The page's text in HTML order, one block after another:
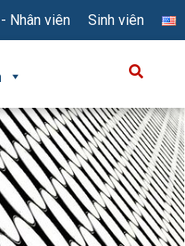
Nhân viên Sinh viên